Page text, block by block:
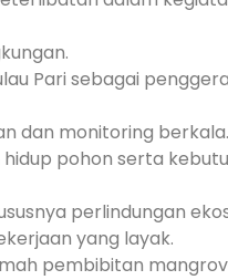
Pari sebagai
dan monitoring berkala.
pohon serta
perlindungan
yang layak.
pembibitan